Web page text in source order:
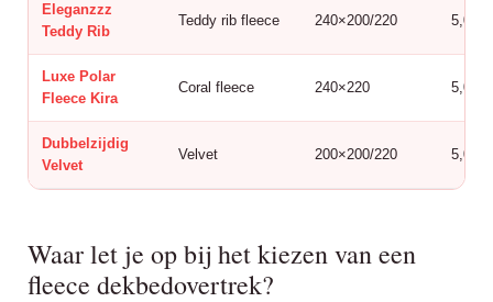
Eleganzzz
Teddy Rib
Teddy rib fleece 240×200/220 5,0
Luxe Polar
Fleece Kira
Coral fleece 240×220 5,0
Dubbelzijdig
Velvet
Velvet 200×200/220 5,0
Waar let je op bij het kiezen van een
fleece dekbedovertrek?